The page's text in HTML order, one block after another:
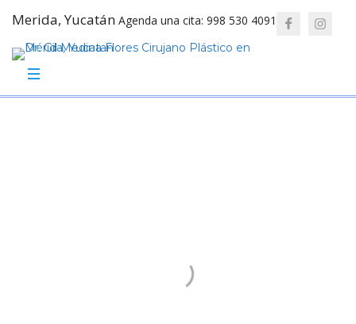
Merida, Yucatán Agenda una cita: 998 530 4091
Obtén tu cuerpo soñado